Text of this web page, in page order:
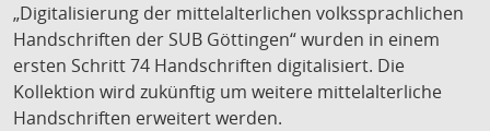
„Digitalisierung der mittelalterlichen volkssprachlichen
Handschriften der SUB Göttingen“ wurden in einem
ersten Schritt 74 Handschriften digitalisiert. Die
Kollektion wird zukünftig um weitere mittelalterliche
Handschriften erweitert werden.